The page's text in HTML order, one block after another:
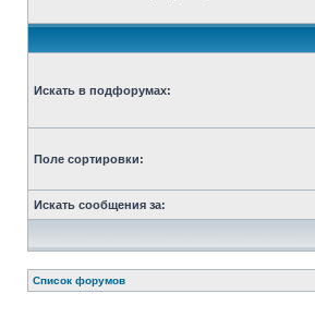
Искать в подфорумах:
Поле сортировки:
Искать сообщения за:
Список форумов